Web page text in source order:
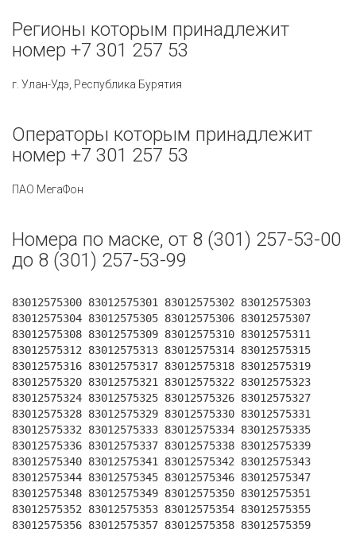
Регионы которым принадлежит
номер +7 301 257 53
г. Улан-Удэ, Республика Бурятия
Операторы которым принадлежит
номер +7 301 257 53
ПАО МегаФон
Номера по маске, от 8 (301) 257-53-00
до 8 (301) 257-53-99
83012575300 83012575301 83012575302 83012575303
83012575304 83012575305 83012575306 83012575307
83012575308 83012575309 83012575310 83012575311
83012575312 83012575313 83012575314 83012575315
83012575316 83012575317 83012575318 83012575319
83012575320 83012575321 83012575322 83012575323
83012575324 83012575325 83012575326 83012575327
83012575328 83012575329 83012575330 83012575331
83012575332 83012575333 83012575334 83012575335
83012575336 83012575337 83012575338 83012575339
83012575340 83012575341 83012575342 83012575343
83012575344 83012575345 83012575346 83012575347
83012575348 83012575349 83012575350 83012575351
83012575352 83012575353 83012575354 83012575355
83012575356 83012575357 83012575358 83012575359